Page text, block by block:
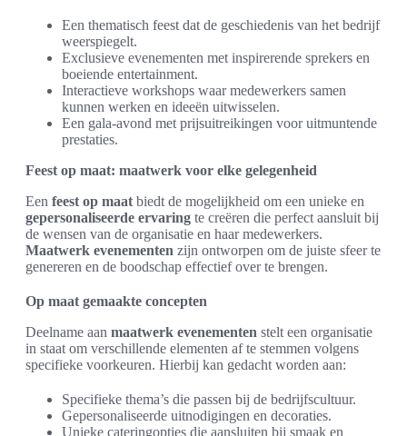
Een thematisch feest dat de geschiedenis van het bedrijf
weerspiegelt.
Exclusieve evenementen met inspirerende sprekers en
boeiende entertainment.
Interactieve workshops waar medewerkers samen
kunnen werken en ideeën uitwisselen.
Een gala-avond met prijsuitreikingen voor uitmuntende
prestaties.
Feest op maat: maatwerk voor elke gelegenheid
Een feest op maat biedt de mogelijkheid om een unieke en
gepersonaliseerde ervaring te creëren die perfect aansluit bij
de wensen van de organisatie en haar medewerkers.
Maatwerk evenementen zijn ontworpen om de juiste sfeer te
genereren en de boodschap effectief over te brengen.
Op maat gemaakte concepten
Deelname aan maatwerk evenementen stelt een organisatie
in staat om verschillende elementen af te stemmen volgens
specifieke voorkeuren. Hierbij kan gedacht worden aan:
Specifieke thema’s die passen bij de bedrijfscultuur.
Gepersonaliseerde uitnodigingen en decoraties.
Unieke cateringopties die aansluiten bij smaak en